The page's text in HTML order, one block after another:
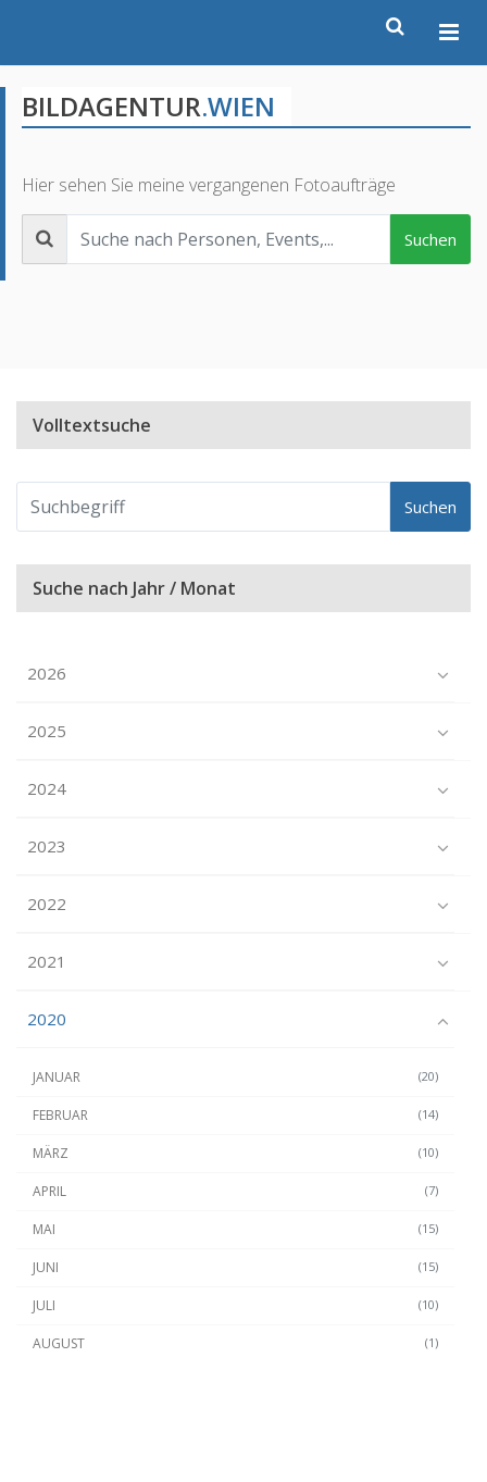
BILDAGENTUR.WIEN
Hier sehen Sie meine vergangenen Fotoaufträge
Suchen
Volltextsuche
Suchen
Suche nach Jahr / Monat
2026
2025
2024
2023
2022
2021
2020
(20)
JANUAR
(14)
FEBRUAR
(10)
MÄRZ
(7)
APRIL
(15)
MAI
(15)
JUNI
(10)
JULI
(1)
AUGUST